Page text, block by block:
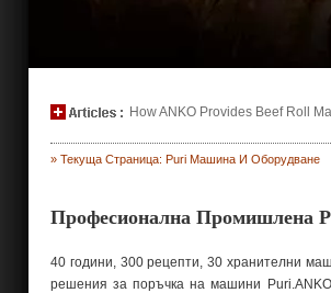
How ANKO Provides Beef Roll
» Текуща Страница: Puri Машина И Оборудване
Професионална Промишлена
40 години, 300 рецепти, 30 хранителни
решения за поръчка на машини